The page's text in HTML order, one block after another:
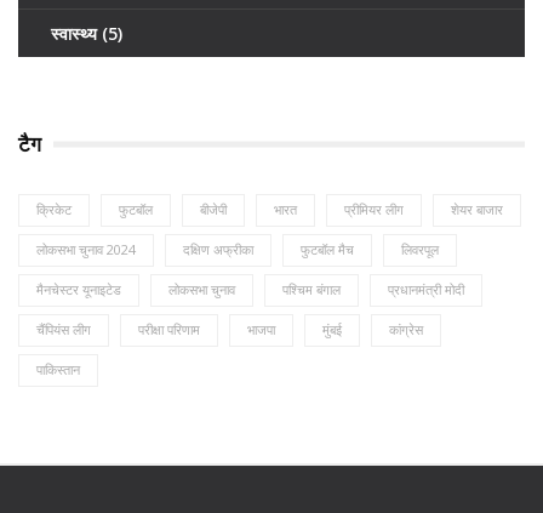
स्वास्थ्य (5)
टैग
क्रिकेट फुटबॉल बीजेपी भारत प्रीमियर लीग शेयर बाजार
लोकसभा चुनाव 2024 दक्षिण अफ्रीका फुटबॉल मैच लिवरपूल
मैनचेस्टर यूनाइटेड लोकसभा चुनाव पश्चिम बंगाल प्रधानमंत्री मोदी
चैंपियंस लीग परीक्षा परिणाम भाजपा मुंबई कांग्रेस
पाकिस्तान